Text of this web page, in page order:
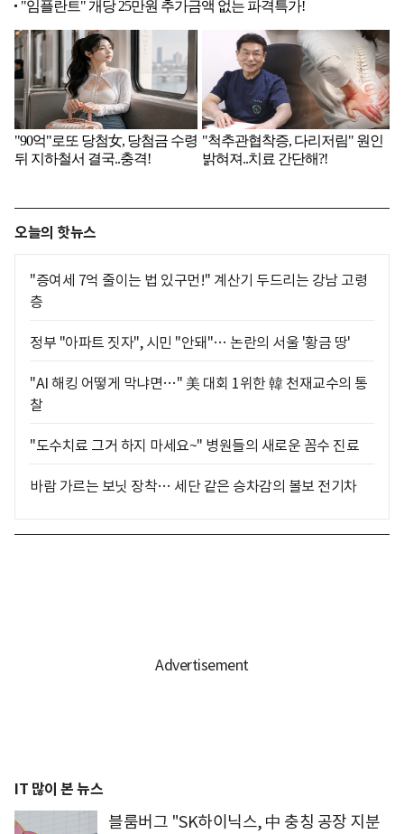
오늘의 핫뉴스
"증여세 7억 줄이는 법 있구먼!" 계산기 두드리는 강남 고령
층
정부 "아파트 짓자", 시민 "안돼"… 논란의 서울 '황금 땅'
"AI 해킹 어떻게 막냐면…" 美 대회 1위한 韓 천재교수의 통
찰
"도수치료 그거 하지 마세요~" 병원들의 새로운 꼼수 진료
바람 가르는 보닛 장착… 세단 같은 승차감의 볼보 전기차
IT 많이 본 뉴스
블룸버그 "SK하이닉스, 中 충칭 공장 지분